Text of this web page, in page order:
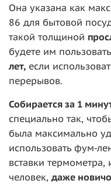
Она указана как
86 для бытовой
такой толщиной
будете им
лет, если
перерывов.
Собирается за 1
специально так,
была максимально
использовать фум-
вставки термометра,
человек, даже